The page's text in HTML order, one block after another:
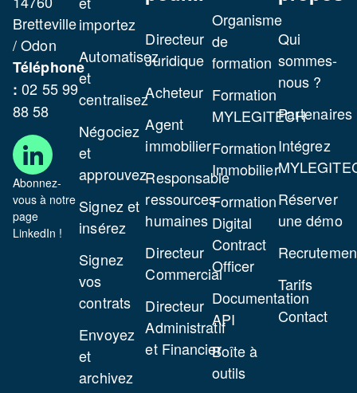
Bretteville
/ Odon
Téléphone
: 02 55 99
88 58
Abonnez-
vous à notre
page
LinkedIn !
importez
Automatisez
et
centralisez
Négociez
et
approuvez
Signez et
insérez
Signez
vos
contrats
Envoyez
et
archivez
Directeur
Juridique
Acheteur
Agent
immobilier
Responsable
ressources
humaines
Directeur
Commercial
Directeur
Administratif
et Financier
Organisme
de
formation
Formation
MYLEGITECH
Formation
Immobilier
Formation
Digital
Contract
Officer
Documentation
API
Boîte à
outils
Qui
sommes-
nous ?
Partenaires
Intégrez
Réserver
une démo
Tarifs
Contact